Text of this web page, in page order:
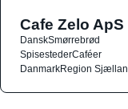
Cafe Zelo ApS
DanskSmørrebrød
SpisestederCaféer
DanmarkRegion